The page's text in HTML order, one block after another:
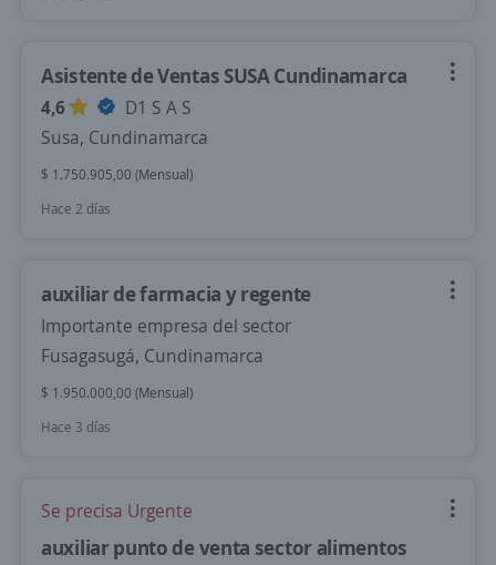
Asistente de Ventas SUSA Cundinamarca
4,6
D1 S A S
Susa, Cundinamarca
$ 1.750.905,00 (Mensual)
Hace 2 días
auxiliar de farmacia y regente
Importante empresa del sector
Fusagasugá, Cundinamarca
$ 1.950.000,00 (Mensual)
Hace 3 días
Se precisa Urgente
auxiliar punto de venta sector alimentos